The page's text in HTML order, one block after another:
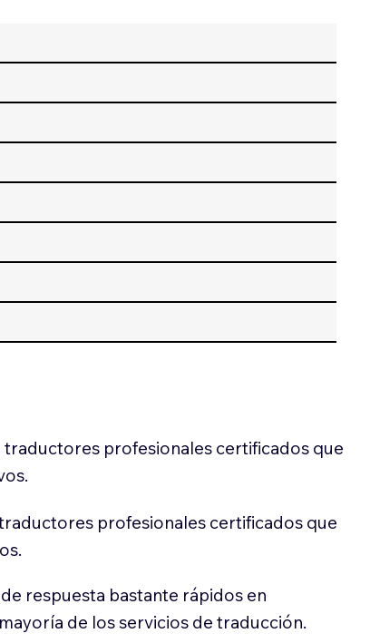
profesionales certificados que
profesionales certificados que
respuesta bastante rápidos en
de los servicios de traducción.